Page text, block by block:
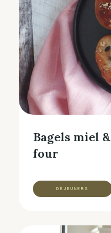
Bagels miel
four
DÉJEUNERS